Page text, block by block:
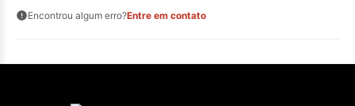
Encontrou algum erro?Entre em contato